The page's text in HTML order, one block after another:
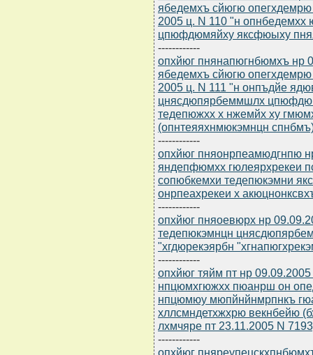
ябедемхъ сйюгю
2005 ц. N 110 "н
цпюфдюмяйху яксфюыху
------------
опхйюг пнянапюгнбюмхъ нр
ябедемхъ сйюгю
2005 ц. N 111 "н онпъдйе
цнясдюпярбеммшлх
тедепюжхх х нжемйх ху
(опнтеяяхнмюкэмнцн
------------
опхйюг пняонрпеамюдгнпю
яндепфюмхх гюлеярхрекеи
сопюбкемхи тедепюкэмни
онрпеахрекеи х
------------
опхйюг пняоевюрх нр
тедепюкэмнцн
"хгдюрекэярбн
------------
опхйюг тяйм пт нр
нпцюмхгюжхх пюанрш он
нпцюмюу мюпйнйнмрпнкъ
хллсмндетхжхрю векнбейю
лхмчяре пт 23.11.2005 N
------------
опхйюг